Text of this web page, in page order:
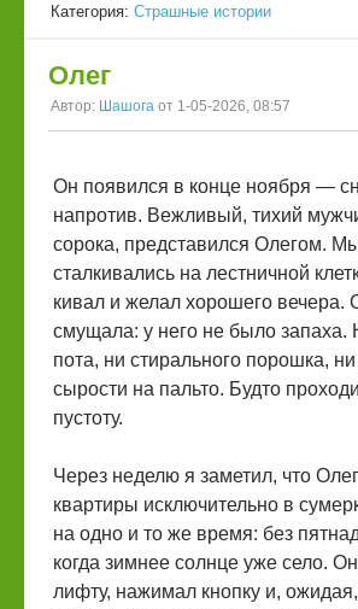
Категория: Страшные истории
Олег
Автор: Шашога от 1-05-2026, 08:57
Он появился в конце ноября —
напротив. Вежливый, тихий
сорока, представился Олегом.
сталкивались на лестничной
кивал и желал хорошего вечера.
смущала: у него не было запаха.
пота, ни стирального порошка,
сырости на пальто. Будто
пустоту.
Через неделю я заметил, что
квартиры исключительно в
на одно и то же время: без
когда зимнее солнце уже село.
лифту, нажимал кнопку и,